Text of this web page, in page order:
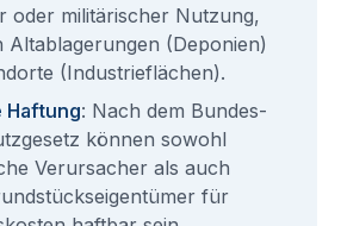
oder militärischer Nutzung,
Altablagerungen (Deponien)
(Industrieflächen).
Haftung: Nach dem Bundes-
können sowohl
Verursacher als auch
für